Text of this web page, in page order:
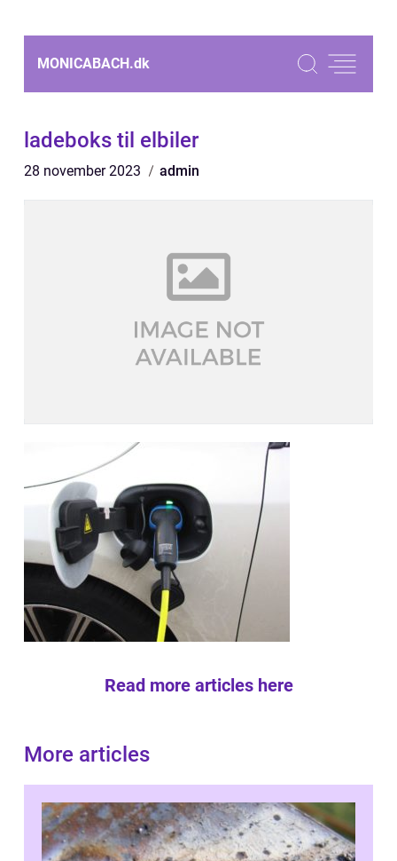
MONICABACH.dk
ladeboks til elbiler
28 november 2023 admin
Read more articles here
More articles